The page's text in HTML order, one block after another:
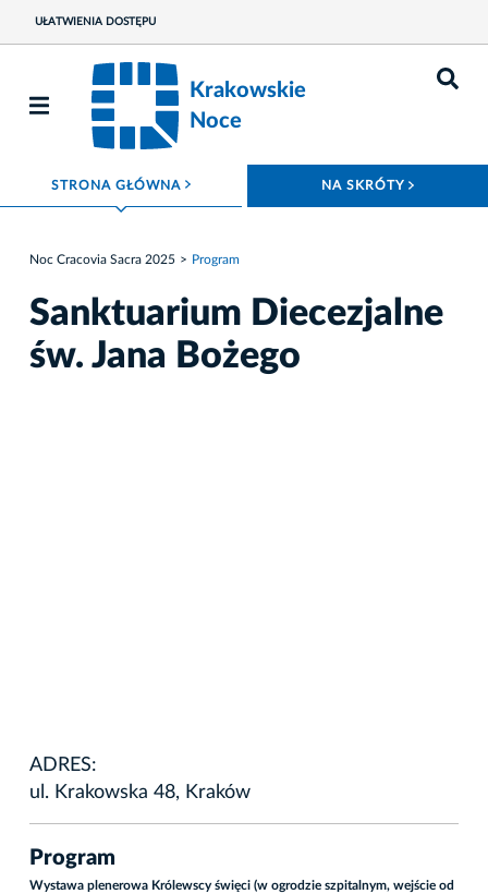
UŁATWIENIA DOSTĘPU
Krakowskie
Noce
STRONA GŁÓWNA ROZWIŃ MENU NA SKRÓTY
Noc Cracovia Sacra 2025 Program
Sanktuarium Diecezjalne
św. Jana Bożego
ADRES:
ul. Krakowska 48, Kraków
Program
Wystawa plenerowa Królewscy święci (w ogrodzie szpitalnym, wejście od